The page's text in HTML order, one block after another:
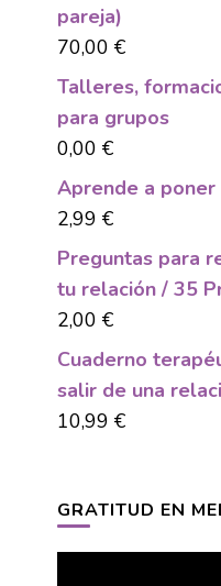
pareja)
70,00 €
Talleres,
para grupos
0,00 €
Aprende a
2,99 €
Preguntas para
tu relación / 35
2,00 €
Cuaderno
salir de una
10,99 €
GRATITUD EN